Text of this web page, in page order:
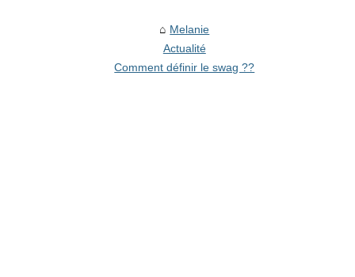
Melanie
Actualité
Comment définir le swag ??